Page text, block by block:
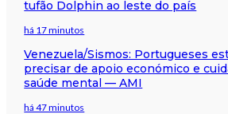
tufão Dolphin ao leste do país
há 17 minutos
Venezuela/Sismos: Portugueses
precisar de apoio económico e
saúde mental — AMI
há 47 minutos